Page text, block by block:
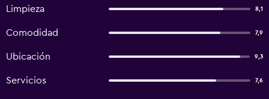
Limpieza 8,1
Comodidad 7,9
Ubicación 9,3
Servicios 7,6